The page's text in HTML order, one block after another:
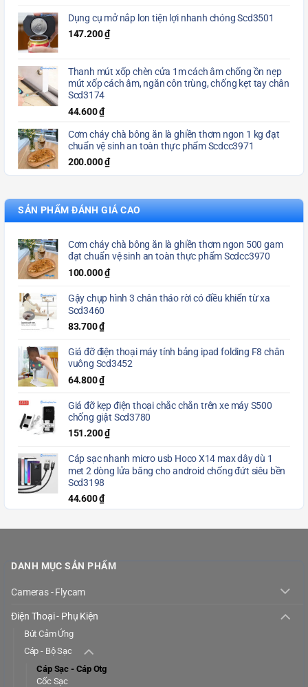
Dụng cụ mở nắp lon tiện lợi nhanh chóng Scd3501
147.200₫
Thanh mút xốp chèn cửa 1m cách âm chống ồn nẹp
mút xốp cách âm, ngăn côn trùng, chống kẹt tay chân
Scd3174
44.600₫
Cơm cháy chà bông ăn là ghiền thơm ngon 1 kg đạt
chuẩn vệ sinh an toàn thực phẩm Scdcc3971
200.000₫
SẢN PHẨM ĐÁNH GIÁ CAO
Cơm cháy chà bông ăn là ghiền thơm ngon 500 gam
đạt chuẩn vệ sinh an toàn thực phẩm Scdcc3970
100.000₫
Gậy chụp hình 3 chân tháo rời có điều khiển từ xa
Scd3460
83.700₫
Giá đỡ điện thoại máy tính bảng ipad folding F8 chân
vuông Scd3452
64.800₫
Giá đỡ kẹp điện thoại chắc chắn trên xe máy S500
chống giật Scd3780
151.200₫
Cáp sạc nhanh micro usb Hoco X14 max dây dù 1
met 2 dòng lửa băng cho android chống đứt siêu bền
Scd3198
44.600₫
DANH MỤC SẢN PHẨM
Cameras - Flycam
Điện Thoại - Phụ Kiện
Bút Cảm Ứng
Cáp - Bộ Sạc
Cáp Sạc - Cáp Otg
Cốc Sạc